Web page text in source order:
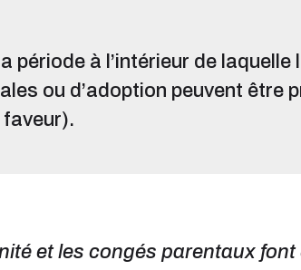
période à l’intérieur de
ou d’adoption peuvent être
et les congés parentaux